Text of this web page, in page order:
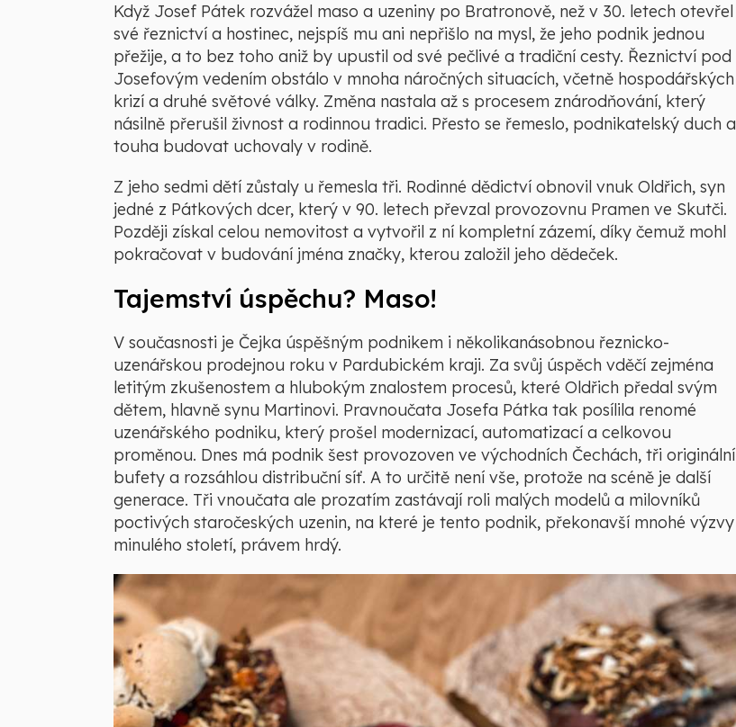
Když Josef Pátek rozvážel maso a uzeniny po Bratronově, než v 30. letech otevřel
své řeznictví a hostinec, nejspíš mu ani nepřišlo na mysl, že jeho podnik jednou
přežije, a to bez toho aniž by upustil od své pečlivé a tradiční cesty. Řeznictví pod
Josefovým vedením obstálo v mnoha náročných situacích, včetně hospodářských
krizí a druhé světové války. Změna nastala až s procesem znárodňování, který
násilně přerušil živnost a rodinnou tradici. Přesto se řemeslo, podnikatelský duch a
touha budovat uchovaly v rodině.
Z jeho sedmi dětí zůstaly u řemesla tři. Rodinné dědictví obnovil vnuk Oldřich, syn
jedné z Pátkových dcer, který v 90. letech převzal provozovnu Pramen ve Skutči.
Později získal celou nemovitost a vytvořil z ní kompletní zázemí, díky čemuž mohl
pokračovat v budování jména značky, kterou založil jeho dědeček.
Tajemství úspěchu? Maso!
V současnosti je Čejka úspěšným podnikem i několikanásobnou řeznicko-
uzenářskou prodejnou roku v Pardubickém kraji. Za svůj úspěch vděčí zejména
letitým zkušenostem a hlubokým znalostem procesů, které Oldřich předal svým
dětem, hlavně synu Martinovi. Pravnoučata Josefa Pátka tak posílila renomé
uzenářského podniku, který prošel modernizací, automatizací a celkovou
proměnou. Dnes má podnik šest provozoven ve východních Čechách, tři originální
bufety a rozsáhlou distribuční síť. A to určitě není vše, protože na scéně je další
generace. Tři vnoučata ale prozatím zastávají roli malých modelů a milovníků
poctivých staročeských uzenin, na které je tento podnik, překonavší mnohé výzvy
minulého století, právem hrdý.